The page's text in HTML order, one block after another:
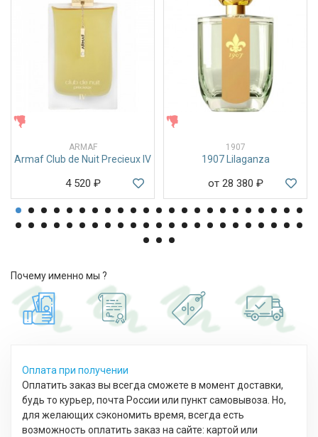
ARMAF
Armaf Club de Nuit Precieux IV
4 520 ₽
1907
1907 Lilaganza
от 28 380 ₽
Почему именно мы ?
Оплата при получении
Оплатить заказ вы всегда сможете в момент доставки,
будь то курьер, почта России или пункт самовывоза. Но,
для желающих сэкономить время, всегда есть
возможность оплатить заказ на сайте: картой или